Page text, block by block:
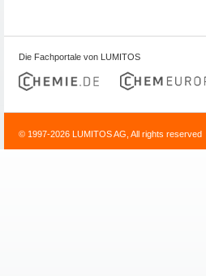
Die Fachportale von LUMITOS
© 1997-2026 LUMITOS AG, All rights reserved